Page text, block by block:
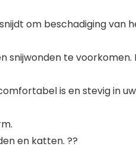
om beschadiging van
snijwonden te voorkomen.
is en stevig in
en katten. ??